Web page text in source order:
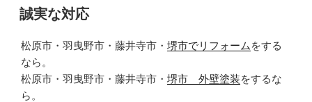
稿
日:
誠実な対応
松原市・羽曳野市・藤井寺市・ 堺市でリフォーム をする
なら。
松原市・羽曳野市・藤井寺市・ 堺市 外壁塗装をするな
ら。